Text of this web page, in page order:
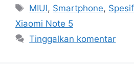
Tag
MIUI, Smartphone,
Xiaomi Note 5
Tinggalkan komentar